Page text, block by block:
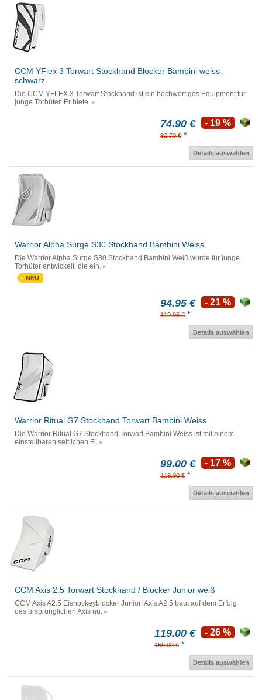
CCM YFlex 3 Torwart Stockhand Blocker Bambini weiss-
schwarz
Die CCM YFLEX 3 Torwart Stockhand ist ein hochwertiges Equipment für
junge Torhüter. Er biete.
74.90 €
92.70 € *
- 19 %
Details auswählen
Warrior Alpha Surge S30 Stockhand Bambini Weiss
Die Warrior Alpha Surge S30 Stockhand Bambini Weiß wurde für junge
Torhüter entwickelt, die ein.
NEU
94.95 €
119.95 € *
- 21 %
Details auswählen
Warrior Ritual G7 Stockhand Torwart Bambini Weiss
Die Warrior Ritual G7 Stockhand Torwart Bambini Weiss ist mit einem
einstellbaren seitlichen Fi.
99.00 €
119.90 € *
- 17 %
Details auswählen
CCM Axis 2.5 Torwart Stockhand / Blocker Junior weiß
CCM Axis A2.5 Eishockeyblocker Junior! Axis A2.5 baut auf dem Erfolg
des ursprünglichen Axis au.
119.00 €
159.90 € *
- 26 %
Details auswählen